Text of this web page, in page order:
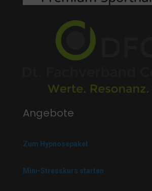
Angebote
Zum Hypnosepaket
Mini-Stresskurs starten